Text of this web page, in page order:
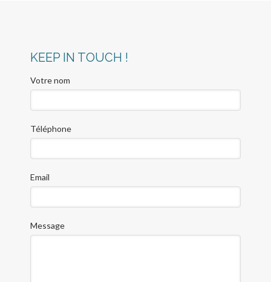
KEEP IN TOUCH !
Votre nom
Téléphone
Email
Message